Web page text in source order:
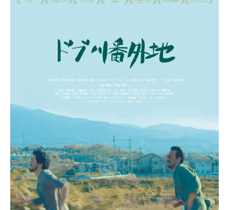
始まる。 東かほりのオリジナル脚本による初の長編劇映